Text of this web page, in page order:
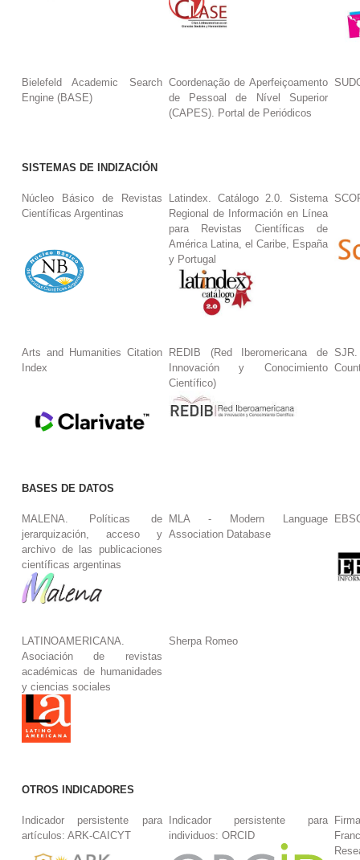
Bielefeld Academic Search
Engine (BASE)
Coordenação de Aperfeiçoamento
de Pessoal de Nível Superior
(CAPES). Portal de Periódicos
SISTEMAS DE INDIZACIÓN
Núcleo Básico de Revistas
Científicas Argentinas
Latindex. Catálogo 2.0. Sistema
Regional de Información en Línea
para Revistas Científicas de
América Latina, el Caribe, España
y Portugal
Arts and Humanities Citation
Index
REDIB (Red Iberomericana de
Innovación y Conocimiento
Científico)
BASES DE DATOS
MALENA. Políticas de
jerarquización, acceso y
archivo de las publicaciones
científicas argentinas
MLA - Modern Language
Association Database
LATINOAMERICANA.
Asociación de revistas
académicas de humanidades
y ciencias sociales
Sherpa Romeo
OTROS INDICADORES
Indicador persistente para
artículos: ARK-CAICYT
Indicador persistente para
individuos: ORCID